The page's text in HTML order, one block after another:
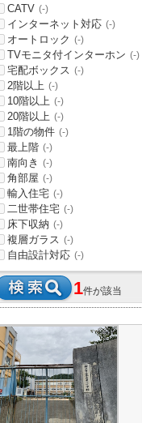
CATV (-)
インターネット対応 (-)
オートロック (-)
TVモニタ付インターホン (-)
宅配ボックス (-)
2階以上 (-)
10階以上 (-)
20階以上 (-)
1階の物件 (-)
最上階 (-)
南向き (-)
角部屋 (-)
輸入住宅 (-)
二世帯住宅 (-)
床下収納 (-)
複層ガラス (-)
自由設計対応 (-)
1件が該当